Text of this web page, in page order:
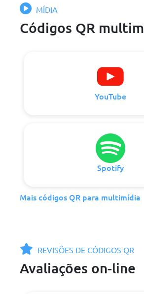
MÍDIA
Códigos QR
YouTube
Spotify
Mais códigos QR para multimídia
REVISÕES DE CÓDIGOS QR
Avaliações on-line